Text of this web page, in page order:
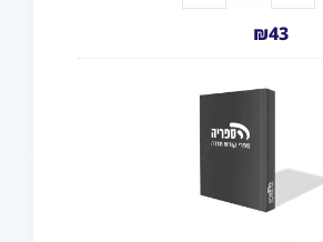
₪43